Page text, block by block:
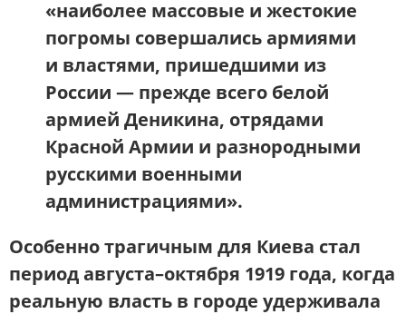
«наиболее массовые и жестокие
погромы совершались армиями
и властями, пришедшими из
России — прежде всего белой
армией Деникина, отрядами
Красной Армии и разнородными
русскими военными
администрациями».
Особенно трагичным для Киева стал
период августа–октября 1919 года, когда
реальную власть в городе удерживала